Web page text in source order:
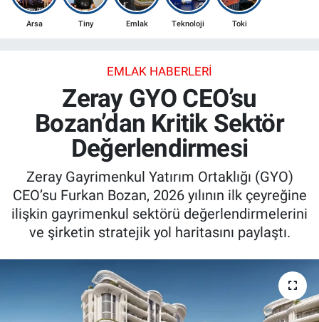
Arsa Tiny Emlak Teknoloji Toki
EMLAK HABERLERI
Zeray GYO CEO’su
Bozan’dan Kritik Sektör
Değerlendirmesi
Zeray Gayrimenkul Yatırım Ortaklığı (GYO)
CEO’su Furkan Bozan, 2026 yılının ilk çeyreğine
ilişkin gayrimenkul sektörü değerlendirmelerini
ve şirketin stratejik yol haritasını paylaştı.